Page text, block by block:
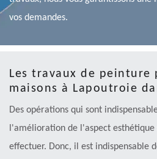
vos demandes.
Les travaux de peinture
maisons à Lapoutroie
Des opérations qui sont
l'amélioration de l'aspect esthétique
effectuer. Donc, il est indispensable